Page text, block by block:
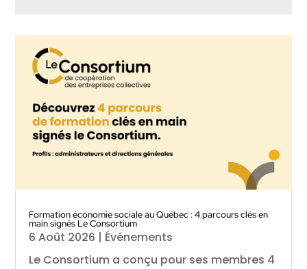
Formation économie sociale au Québec : 4 parcours clés en
main signés Le Consortium
6 Août 2026 | Événements
Le Consortium a conçu pour ses membres 4